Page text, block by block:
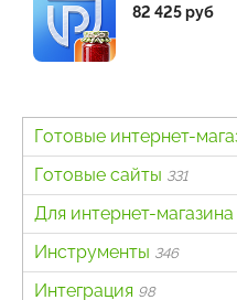
Готовые интернет-
B2B4
Авто6
Бытовая техника и
Детские товары
Готовые сайты 331
Landing page63
Информационный
Каталог товаров,
Для интернет-магазина
Другое62
Интеграция с онлайн-
Инструменты 346
Для разработчиков
Интеграция 98
82 425 руб